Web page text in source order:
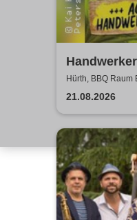
Sommer
Air
Hürth, BBQ Raum
21.08.2026